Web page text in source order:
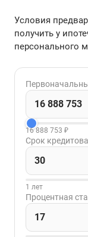
Условия
получить у
персонального
16 888 753 ₽
Срок
1 лет
Процентная